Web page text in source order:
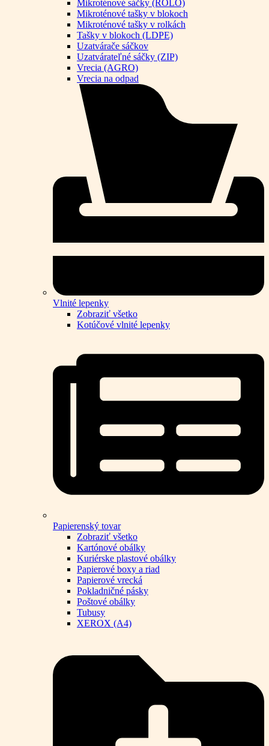
Mikroténové sáčky (ROLO)
Mikroténové tašky v blokoch
Mikroténové tašky v rolkách
Tašky v blokoch (LDPE)
Uzatvárače sáčkov
Uzatvárateľné sáčky (ZIP)
Vrecia (AGRO)
Vrecia na odpad
Vlnité lepenky
Zobraziť všetko
Kotúčové vlnité lepenky
Papierenský tovar
Zobraziť všetko
Kartónové obálky
Kuriérske plastové obálky
Papierové boxy a riad
Papierové vrecká
Pokladničné pásky
Poštové obálky
Tubusy
XEROX (A4)